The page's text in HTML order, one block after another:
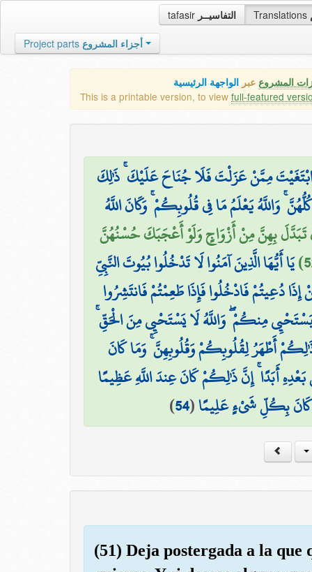
tafasir التفاسيــر Translations
Project parts أجزاء المشروع
المشروع عبر الواجهة الرئيسية
This is a printable version, to view full-featured
مِمَّنْ عَزَلْتَ فَلَا جُنَاحَ عَلَيْكَ ۚ ذَٰلِكَ
وَاللَّهُ يَعْلَمُ مَا فِي قُلُوبِكُمْ ۚ وَكَانَ اللَّهُ
تَبَدَّلَ بِهِنَّ مِنْ أَزْوَاجٍ وَلَوْ أَعْجَبَكَ حُسْنُهُنَّ
يَا أَيُّهَا الَّذِينَ آمَنُوا لَا تَدْخُلُوا بُيُوتَ النَّبِيِّ
دُعِيتُمْ فَادْخُلُوا فَإِذَا طَعِمْتُمْ فَانتَشِرُوا
مِنكُمْ ۖ وَاللَّهُ لَا يَسْتَحْيِي مِنَ الْحَقِّ
أَطْهَرُ لِقُلُوبِكُمْ وَقُلُوبِهِنَّ ۚ وَمَا كَانَ
أَبَدًا ۚ إِنَّ ذَٰلِكُمْ كَانَ عِندَ اللَّهِ عَظِيمًا
كَانَ بِكُلِّ شَيْءٍ عَلِيمًا(
54
)
(51) Deja postergada a la que